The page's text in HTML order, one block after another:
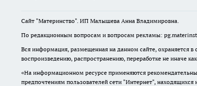
Сайт "Материнство". ИП Малышева Анна Владимировна.
По редакционным вопросам и вопросам рекламы:
Вся информация, размещенная на данном сайте, охраняется
воспроизведению, распространению, переработке не иначе
«На информационном ресурсе применяются
предпочтениям пользователей сети "Интернет",